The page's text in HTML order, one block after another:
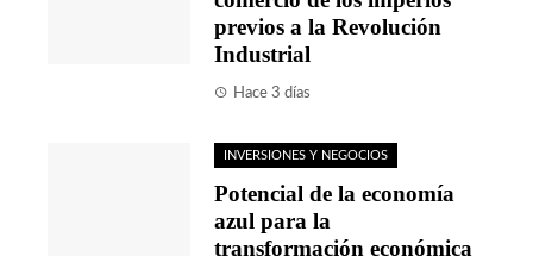
previos a la Revolución
Industrial
Hace 3 días
INVERSIONES Y NEGOCIOS
Potencial de la economía
azul para la
transformación económica